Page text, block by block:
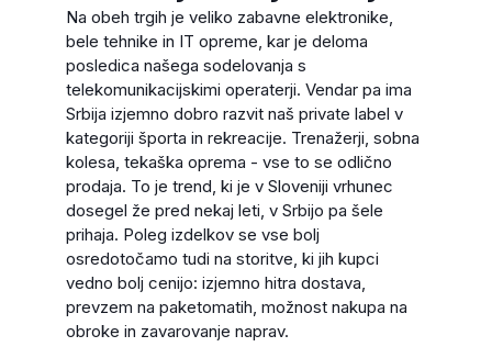
Na obeh trgih je veliko zabavne elektronike,
bele tehnike in IT opreme, kar je deloma
posledica našega sodelovanja s
telekomunikacijskimi operaterji. Vendar pa ima
Srbija izjemno dobro razvit naš private label v
kategoriji športa in rekreacije. Trenažerji, sobna
kolesa, tekaška oprema - vse to se odlično
prodaja. To je trend, ki je v Sloveniji vrhunec
dosegel že pred nekaj leti, v Srbijo pa šele
prihaja. Poleg izdelkov se vse bolj
osredotočamo tudi na storitve, ki jih kupci
vedno bolj cenijo: izjemno hitra dostava,
prevzem na paketomatih, možnost nakupa na
obroke in zavarovanje naprav.